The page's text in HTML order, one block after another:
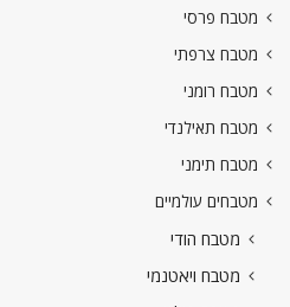
מטבח פרסי
מטבח צרפתי
מטבח רומני
מטבח תאילנדי
מטבח תימני
מטבחים עולמיים
מטבח הודי
מטבח ויאטנמי